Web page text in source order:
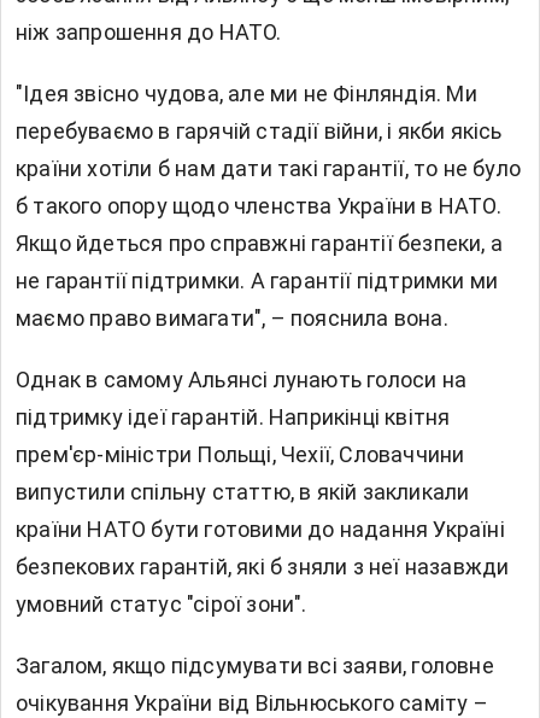
ніж запрошення до НАТО.
"Ідея звісно чудова, але ми не Фінляндія. Ми
перебуваємо в гарячій стадії війни, і якби якісь
країни хотіли б нам дати такі гарантії, то не було
б такого опору щодо членства України в НАТО.
Якщо йдеться про справжні гарантії безпеки, а
не гарантії підтримки. А гарантії підтримки ми
маємо право вимагати", – пояснила вона.
Однак в самому Альянсі лунають голоси на
підтримку ідеї гарантій. Наприкінці квітня
прем'єр-міністри Польщі, Чехії, Словаччини
випустили спільну статтю, в якій закликали
країни НАТО бути готовими до надання Україні
безпекових гарантій, які б зняли з неї назавжди
умовний статус "сірої зони".
Загалом, якщо підсумувати всі заяви, головне
очікування України від Вільнюського саміту –